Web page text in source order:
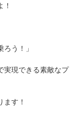
う！」
実現できる素敵なプ
す！